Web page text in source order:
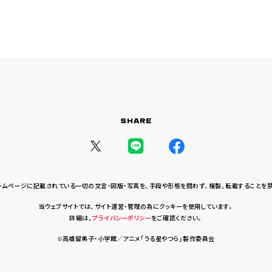
SHARE
ページに記載されている一切の文言・図版・写真を、 手段や形態を問わず、複製、転載することを禁
当ウェブサイトでは、サイト運営・管理の為にクッキーを使用しています。
詳細は、プライバシーポリシーをご確認ください。
©高橋留美子・小学館／アニメ「うる星やつら」製作委員会